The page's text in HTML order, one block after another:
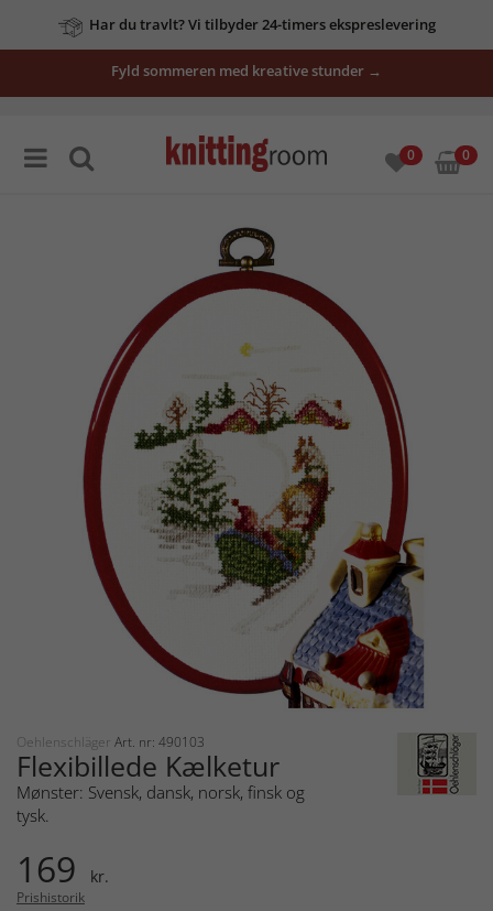
Har du travlt? Vi tilbyder 24-timers ekspreslevering
Fyld sommeren med kreative stunder →
0 0
Oehlenschläger Art. nr: 490103
Flexibillede Kælketur
Mønster: Svensk, dansk, norsk, finsk og
tysk.
169 kr.
Prishistorik